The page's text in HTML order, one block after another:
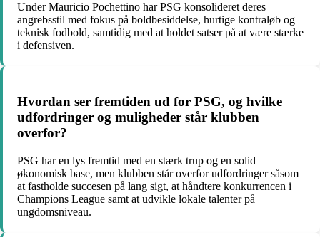
Under Mauricio Pochettino har PSG konsolideret deres
angrebsstil med fokus på boldbesiddelse, hurtige kontraløb og
teknisk fodbold, samtidig med at holdet satser på at være stærke
i defensiven.
Hvordan ser fremtiden ud for PSG, og hvilke
udfordringer og muligheder står klubben
overfor?
PSG har en lys fremtid med en stærk trup og en solid
økonomisk base, men klubben står overfor udfordringer såsom
at fastholde succesen på lang sigt, at håndtere konkurrencen i
Champions League samt at udvikle lokale talenter på
ungdomsniveau.